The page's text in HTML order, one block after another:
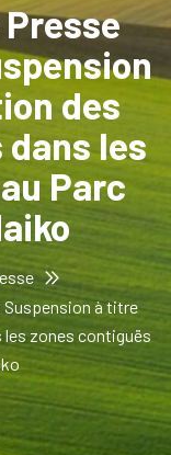
des
les
Parc
Suspension à titre
zones contiguës